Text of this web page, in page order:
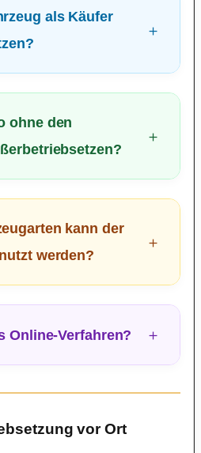
als Käufer
ohne den
kann der
werden?
Online-Verfahren?
vor Ort